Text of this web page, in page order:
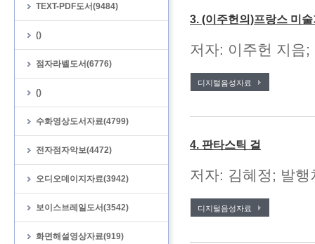
TEXT-PDF도서(9484)
()
점자라벨도서(6776)
()
수화영상도서자료(4799)
전자점자악보(4472)
오디오데이지자료(3942)
보이스브레일도서(3542)
화면해설영상자료(919)
3. (이주헌의)프랑스 미
저자: 이주헌 지음
디지털음성자료
4. 판타스틱 걸
저자: 김혜정; 발
디지털음성자료